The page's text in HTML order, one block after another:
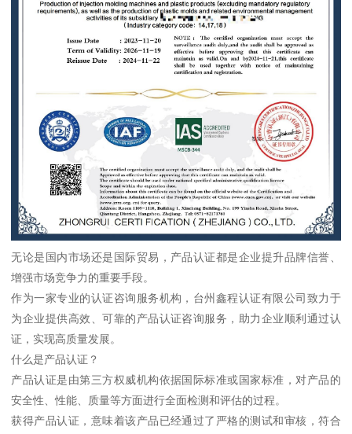
无论是国内市场还是国际贸易，产品认证都是企业提升品牌信誉、
增强市场竞争力的重要手段。
作为一家专业的认证咨询服务机构，台州鑫程认证有限公司致力于
为企业提供高效、可靠的产品认证咨询服务，助力企业顺利通过认
证，实现高质量发展。
什么是产品认证？
产品认证是由第三方权威机构依据国际标准或国家标准，对产品的
安全性、性能、质量等方面进行全面检测和评估的过程。
获得产品认证，意味着该产品已经通过了严格的测试和审核，符合